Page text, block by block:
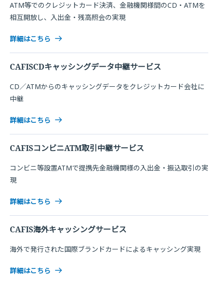
ATM等でのクレジットカード決済、金融機関様間のCD・ATMを
相互開放し、入出金・残高照会の実現
詳細はこちら
CAFISCDキャッシングデータ中継サービス
CD／ATMからのキャッシングデータをクレジットカード会社に
中継
詳細はこちら
CAFISコンビニATM取引中継サービス
コンビニ等設置ATMで提携先金融機関様の入出金・振込取引の実
現
詳細はこちら
CAFIS海外キャッシングサービス
海外で発行された国際ブランドカードによるキャッシング実現
詳細はこちら